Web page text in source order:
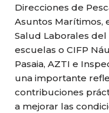
Direcciones de
Asuntos Marítimos,
Salud Laborales del
escuelas o CIFP
Pasaia, AZTI e
una importante
contribuciones
a mejorar las